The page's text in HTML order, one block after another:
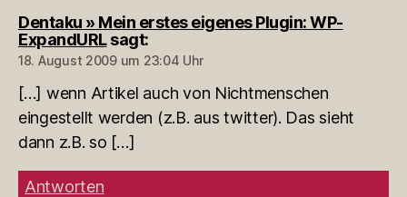
Dentaku » Mein erstes eigenes Plugin: WP-
ExpandURL sagt:
18. August 2009 um 23:04 Uhr
[…] wenn Artikel auch von Nichtmenschen
eingestellt werden (z.B. aus twitter). Das sieht
dann z.B. so […]
Antworten